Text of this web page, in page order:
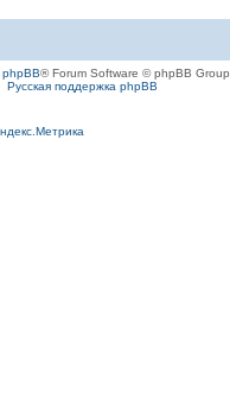
phpBB® Forum Software © phpBB Group
Русская поддержка phpBB